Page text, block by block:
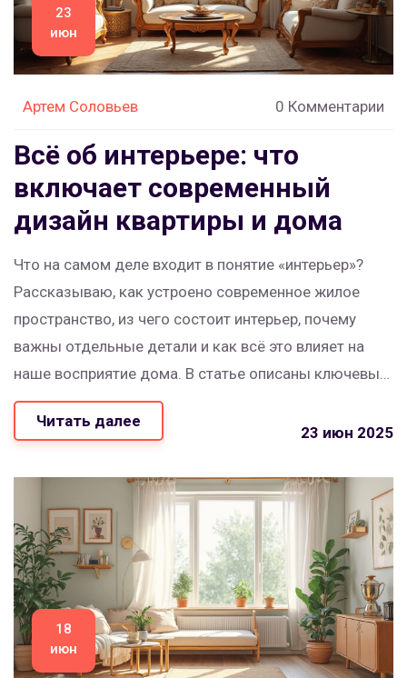
23
июн
Артем Соловьев 0 Комментарии
Всё об интерьере: что
включает современный
дизайн квартиры и дома
Что на самом деле входит в понятие «интерьер»?
Рассказываю, как устроено современное жилое
пространство, из чего состоит интерьер, почему
важны отдельные детали и как всё это влияет на
наше восприятие дома. В статье описаны ключевые
элементы дизайна и реальные советы, пригодные
для квартир и частных домов. Примеры, лайфхаки и
новичкам. Читайте, чтобы узнать, как сделать
интерьер уютнее и функциональнее.
Читать далее
23 июн 2025
18
июн